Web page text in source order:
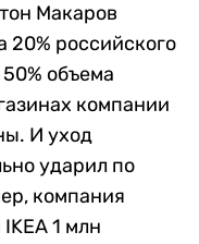
Макаров
20% российского
объема
компании
И уход
ударил по
компания
1 млн